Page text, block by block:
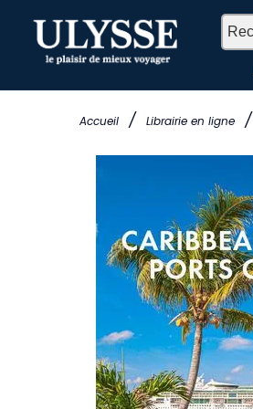
Accueil / Librairie en ligne /